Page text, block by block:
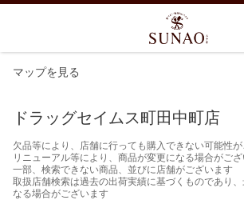
マップを見る
ドラッグセイムス町田中町店
欠品等により、店舗に行っても購入できない可能性
リニューアル等により、商品が変更になる場合がご
一部、検索できない商品、並びに店舗がございます
取扱店舗検索は過去の出荷実績に基づくものであり
なる場合がございます